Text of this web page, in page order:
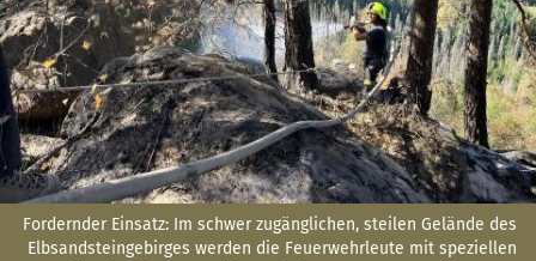
Fordernder Einsatz: Im schwer zugänglichen, steilen Gelände des
Elbsandsteingebirges werden die Feuerwehrleute mit speziellen